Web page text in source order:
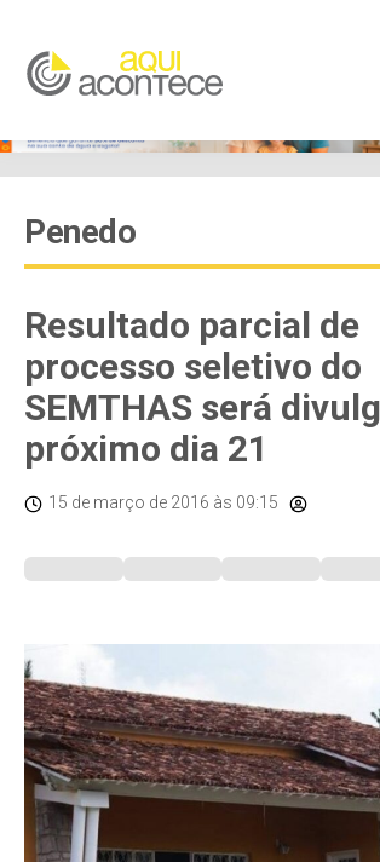
Penedo
Resultado parcial de
processo seletivo do
SEMTHAS será
próximo dia 21
15 de março de 2016 às 09:15